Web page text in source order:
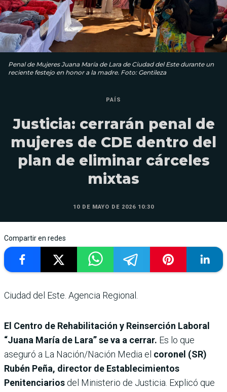
Penal de Mujeres Juana María de Lara de Ciudad del Este durante un
reciente festejo en honor a la madre. Foto: Gentileza
PAÍS
Justicia: cerrarán penal de
mujeres de CDE dentro del
plan de eliminar cárceles
mixtas
10 DE MAYO DE 2026 10:30
Compartir en redes
Ciudad del Este. Agencia Regional.
El Centro de Rehabilitación y Reinserción Laboral
“Juana María de Lara” se va a cerrar. Es lo que
aseguró a La Nación/Nación Media el coronel (SR)
Rubén Peña, director de Establecimientos
Penitenciarios del Ministerio de Justicia. Explicó que